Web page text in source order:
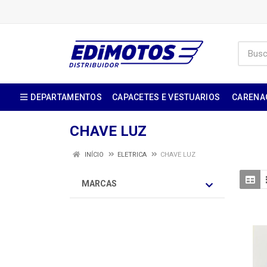
DEPARTAMENTOS CAPACETES E VESTUARIOS
CHAVE LUZ
INÍCIO ELETRICA CHAVE LUZ
MARCAS